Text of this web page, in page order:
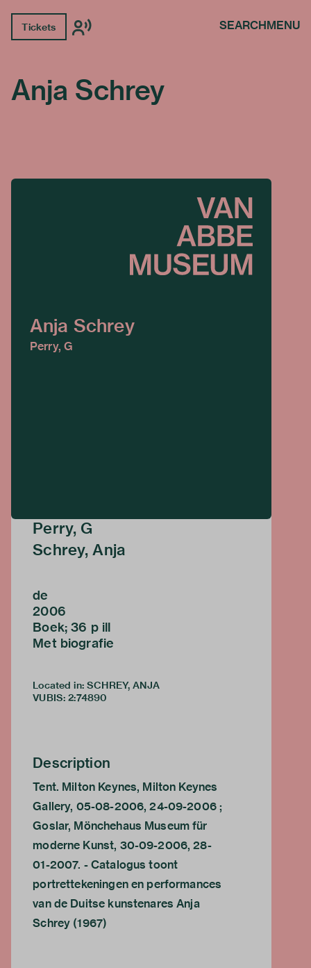
Tickets SEARCHMENU
Anja Schrey
Anja Schrey
Perry, G
Perry, G
Schrey, Anja
de
2006
Boek; 36 p ill
Met biografie
Located in: SCHREY, ANJA
VUBIS: 2:74890
Description
Tent. Milton Keynes, Milton Keynes
Gallery, 05-08-2006, 24-09-2006 ;
Goslar, Mönchehaus Museum für
moderne Kunst, 30-09-2006, 28-
01-2007. - Catalogus toont
portrettekeningen en performances
van de Duitse kunstenares Anja
Schrey (1967)